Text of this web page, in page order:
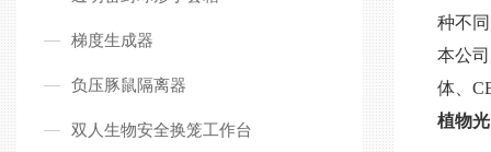
梯度生成器
负压豚鼠隔离器
双人生物安全换笼工作台
种不
本公
体、
植物